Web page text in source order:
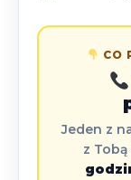
CO
Jeden z
z Tobą